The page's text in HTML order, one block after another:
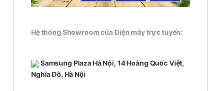
Hệ thống Showroom của Điện máy trực tuyến:
Samsung Plaza Hà Nội, 14 Hoàng Quốc Việt,
Nghĩa Đô, Hà Nội